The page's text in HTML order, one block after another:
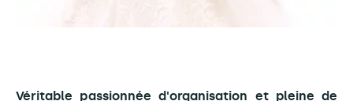
Véritable passionnée d'organisation et pleine de